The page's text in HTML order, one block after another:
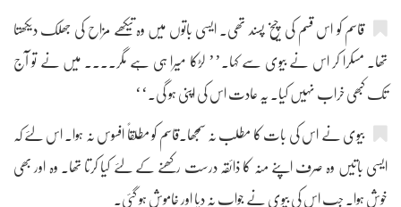
قاسم کو اس قسم کی چیخ پسند تھی۔ ایسی باتوں میں وہ تیکھے مزاح کی جھلک دیکھتا
تھا۔ مسکرا کر اس نے بیوی سے کہا۔’’ لڑکا میرا ہی ہے مگر.... میں نے تو آج
تک کبھی خراب نہیں کیا۔ یہ عادت اس کی اپنی ہو گی۔‘‘
بیوی نے اس کی بات کا مطلب نہ سمجھا۔قاسم کو مطلقاً افسوس نہ ہوا۔ اس لئے کہ
ایسی باتیں وہ صرف اپنے منہ کا ذائقہ درست رکھنے کے لئے کیا کرتا تھا۔ وہ اور بھی
خوش ہوا۔ جب اس کی بیوی نے جواب نہ دیا اور خاموش ہو گئی۔